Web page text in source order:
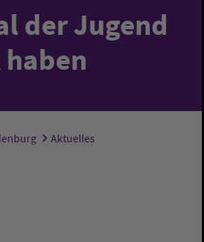
der Jugend
Aktuelles